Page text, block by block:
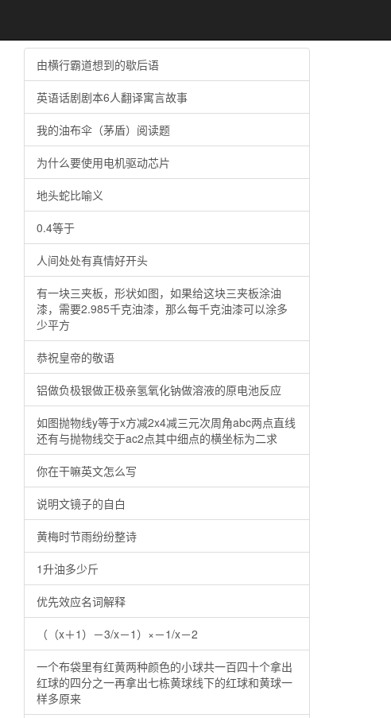
由横行霸道想到的歇后语
英语话剧剧本6人翻译寓言故事
我的油布伞（茅盾）阅读题
为什么要使用电机驱动芯片
地头蛇比喻义
0.4等于
人间处处有真情好开头
有一块三夹板，形状如图，如果给这块三夹板涂油
漆，需要2.985千克油漆，那么每千克油漆可以涂多
少平方
恭祝皇帝的敬语
铝做负极银做正极亲氢氧化钠做溶液的原电池反应
如图抛物线y等于x方减2x4减三元次周角abc两点直线
还有与抛物线交于ac2点其中细点的横坐标为二求
你在干嘛英文怎么写
说明文镜子的自白
黄梅时节雨纷纷整诗
1升油多少斤
优先效应名词解释
（（x＋1）－3/x－1）×－1/x－2
一个布袋里有红黄两种颜色的小球共一百四十个拿出
红球的四分之一再拿出七栋黄球线下的红球和黄球一
样多原来